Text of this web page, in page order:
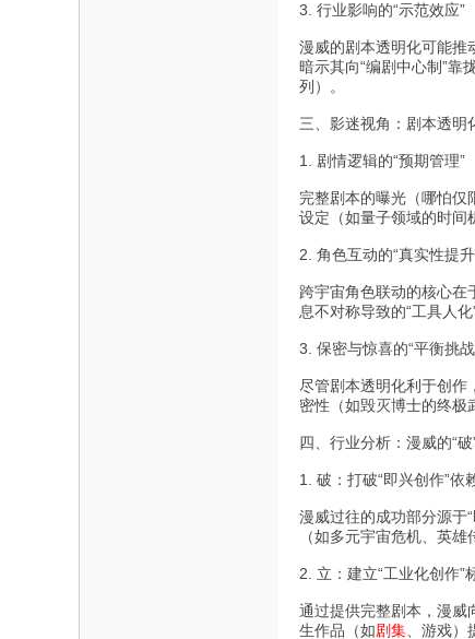
3. 行业影响的“示范效应”
漫威的剧本透明化可能推
暗示其向“编剧中心制”靠
列）。
三、影迷视角：剧本透明
1. 剧情逻辑的“预期管理”
完整剧本的曝光（哪怕仅
设定（如量子领域的时间
2. 角色互动的“真实性提升
跨宇宙角色联动的核心在
息不对称导致的“工具人化
3. 保密与惊喜的“平衡挑战
尽管剧本透明化利于创作
密性（如毁灭博士的终极
四、行业分析：漫威的“破
1. 破：打破“即兴创作”依
漫威过往的成功部分源于
（如多元宇宙危机、英
2. 立：建立“工业化创作”
通过提供完整剧本，漫威
生作品（如剧集 、游戏